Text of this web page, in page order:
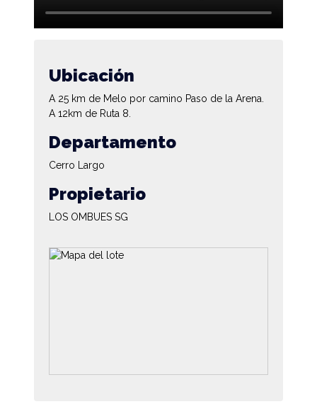
Ubicación
A 25 km de Melo por camino Paso de la Arena.
A 12km de Ruta 8.
Departamento
Cerro Largo
Propietario
LOS OMBUES SG